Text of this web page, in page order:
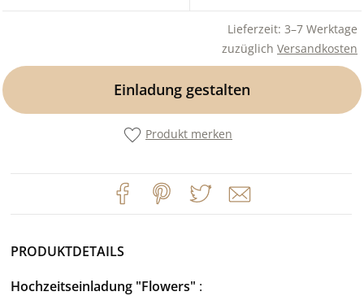
Lieferzeit: 3–7 Werktage
zuzüglich Versandkosten
Einladung gestalten
Produkt merken
PRODUKTDETAILS
Hochzeitseinladung "Flowers"